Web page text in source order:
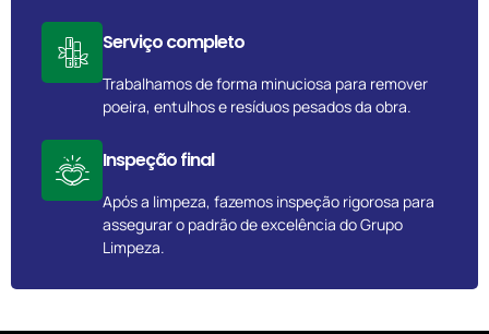
Serviço completo
Trabalhamos de forma minuciosa para remover
poeira, entulhos e resíduos pesados da obra.
Inspeção final
Após a limpeza, fazemos inspeção rigorosa para
assegurar o padrão de excelência do Grupo
Limpeza.